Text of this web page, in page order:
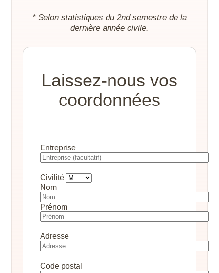
* Selon statistiques du 2nd semestre de la
dernière année civile.
Laissez-nous vos
coordonnées
Entreprise
Civilité
Nom
Prénom
Adresse
Code postal